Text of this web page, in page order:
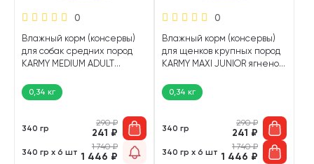
0
Влажный корм (консервы)
для собак средних пород
KARMY MEDIUM ADULT
0,34 кг
340 гр
290₽
241 ₽
340 гр х 6 шт
1 740₽
1 446 ₽
0
Влажный корм (консервы)
для щенков крупных пород
KARMY MAXI JUNIOR ягненок
0,34 кг
340 гр
290₽
241 ₽
340 гр х 6 шт
1 740₽
1 446 ₽